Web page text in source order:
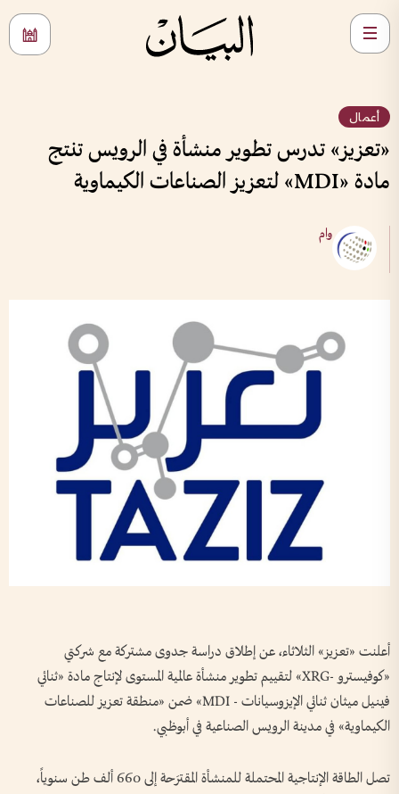
أعمال
«تعزيز» تدرس تطوير منشأة في الرويس تنتج
مادة «MDI» لتعزيز الصناعات الكيماوية
وام
أعلنت «تعزيز» الثلاثاء، عن إطلاق دراسة جدوى مشتركة مع شركتي
«كوفيسترو -XRG» لتقييم تطوير منشأة عالمية المستوى لإنتاج مادة «ثنائي
فينيل ميثان ثنائي الإيزوسيانات - MDI» ضمن «منطقة تعزيز للصناعات
الكيماوية» في مدينة الرويس الصناعية في أبوظبي.
تصل الطاقة الإنتاجية المحتملة للمنشأة المقترَحة إلى 660 ألف طن سنوياً،